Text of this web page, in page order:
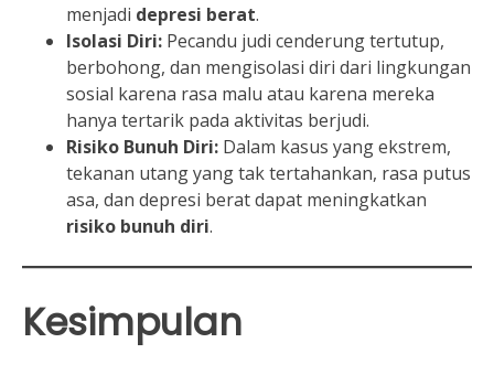
menjadi depresi berat.
Isolasi Diri: Pecandu judi cenderung tertutup,
berbohong, dan mengisolasi diri dari lingkungan
sosial karena rasa malu atau karena mereka
hanya tertarik pada aktivitas berjudi.
Risiko Bunuh Diri: Dalam kasus yang ekstrem,
tekanan utang yang tak tertahankan, rasa putus
asa, dan depresi berat dapat meningkatkan
risiko bunuh diri.
Kesimpulan